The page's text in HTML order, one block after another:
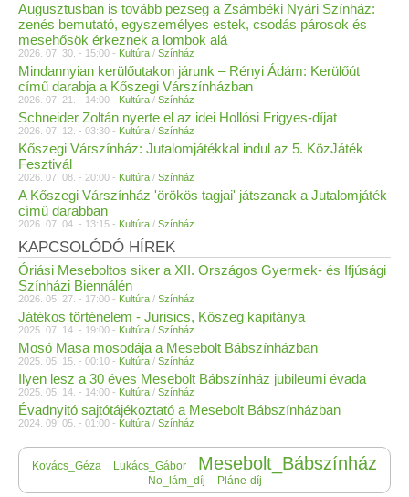
Augusztusban is tovább pezseg a Zsámbéki Nyári Színház:
zenés bemutató, egyszemélyes estek, csodás párosok és
mesehősök érkeznek a lombok alá
2026. 07. 30. - 15:00 - Kultúra / Színház
Mindannyian kerülőutakon járunk – Rényi Ádám: Kerülőút
című darabja a Kőszegi Várszínházban
2026. 07. 21. - 14:00 - Kultúra / Színház
Schneider Zoltán nyerte el az idei Hollósi Frigyes-díjat
2026. 07. 12. - 03:30 - Kultúra / Színház
Kőszegi Várszínház: Jutalomjátékkal indul az 5. KözJáték
Fesztivál
2026. 07. 08. - 20:00 - Kultúra / Színház
A Kőszegi Várszínház 'örökös tagjai' játszanak a Jutalomjáték
című darabban
2026. 07. 04. - 13:15 - Kultúra / Színház
KAPCSOLÓDÓ HÍREK
Óriási Meseboltos siker a XII. Országos Gyermek- és Ifjúsági
Színházi Biennálén
2026. 05. 27. - 17:00 - Kultúra / Színház
Játékos történelem - Jurisics, Kőszeg kapitánya
2025. 07. 14. - 19:00 - Kultúra / Színház
Mosó Masa mosodája a Mesebolt Bábszínházban
2025. 05. 15. - 00:10 - Kultúra / Színház
Ilyen lesz a 30 éves Mesebolt Bábszínház jubileumi évada
2025. 05. 14. - 14:00 - Kultúra / Színház
Évadnyitó sajtótájékoztató a Mesebolt Bábszínházban
2024. 09. 05. - 01:00 - Kultúra / Színház
Kovács_Géza Lukács_Gábor Mesebolt_Bábszínház
No_lám_díj Pláne-díj